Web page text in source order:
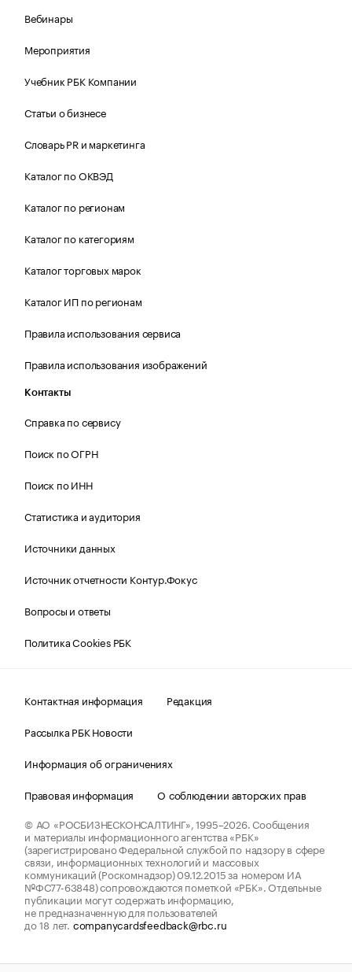
Вебинары
Мероприятия
Учебник РБК Компании
Статьи о бизнесе
Словарь PR и маркетинга
Каталог по ОКВЭД
Каталог по регионам
Каталог по категориям
Каталог торговых марок
Каталог ИП по регионам
Правила использования сервиса
Правила использования изображений
Контакты
Справка по сервису
Поиск по ОГРН
Поиск по ИНН
Статистика и аудитория
Источники данных
Источник отчетности Контур.Фокус
Вопросы и ответы
Политика Cookies РБК
Контактная информация
Редакция
Рассылка РБК Новости
Информация об ограничениях
Правовая информация
О соблюдении авторских прав
© АО «РОСБИЗНЕСКОНСАЛТИНГ»,1995–2026.Сообщения
и материалы информационного агентства «РБК»
(зарегистрировано Федеральной службой по надзору в сфере
связи, информационных технологий и массовых
коммуникаций (Роскомнадзор) 09.12.2015 за номером ИА
№ФС77-63848) сопровождаются пометкой «РБК». Отдельные
публикации могут содержать информацию,
не предназначенную для пользователей
до 18 лет. companycardsfeedback@rbc.ru